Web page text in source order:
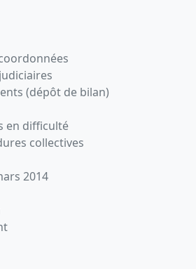
(dépôt de bilan)
en difficulté
collectives
2014